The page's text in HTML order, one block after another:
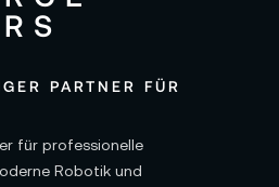
und ein Display mit 8K
oder 4K Auflösung bei
PARTNER FÜR
für professionelle
Robotik und